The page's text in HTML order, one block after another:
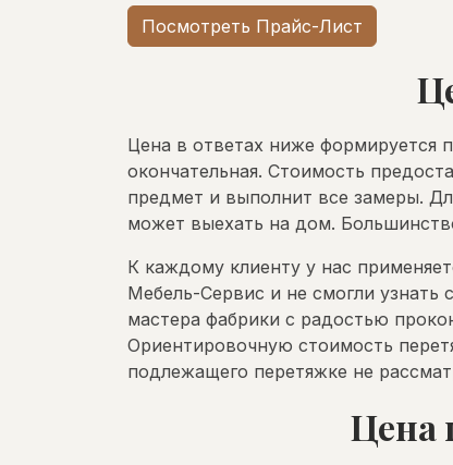
Посмотреть Прайс-Лист
Цена в ответах ниже формируется
окончательная. Стоимость
предмет и выполнит все замеры.
может выехать на дом.
К каждому клиенту у нас
Мебель-Сервис и не смогли узнать
мастера фабрики с радостью
Ориентировочную стоимость
подлежащего перетяжке не
Цена